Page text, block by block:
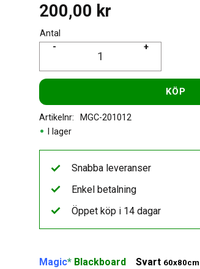
200,00 kr
Antal
+
-
KÖP
I lager
Artikelnr MGC-201012
Magic* Blackboard Svart 60x80cm
Snabba leveranser
Enkel betalning
Öppet köp i 14 dagar